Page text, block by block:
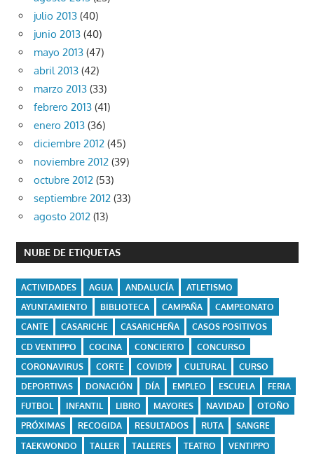
julio 2013 (40)
junio 2013 (40)
mayo 2013 (47)
abril 2013 (42)
marzo 2013 (33)
febrero 2013 (41)
enero 2013 (36)
diciembre 2012 (45)
noviembre 2012 (39)
octubre 2012 (53)
septiembre 2012 (33)
agosto 2012 (13)
NUBE DE ETIQUETAS
ACTIVIDADES AGUA ANDALUCÍA
ATLETISMO
AYUNTAMIENTO
BIBLIOTECA CAMPAÑA
CAMPEONATO
CANTE
CASARICHE CASARICHEÑA
CASOS POSITIVOS
CD VENTIPPO
COCINA CONCIERTO
CONCURSO
CORONAVIRUS
CORTE COVID19 CULTURAL
CURSO
DEPORTIVAS
DONACIÓN DÍA EMPLEO ESCUELA
FERIA
FUTBOL
INFANTIL LIBRO MAYORES NAVIDAD
OTOÑO
PRÓXIMAS
RECOGIDA RESULTADOS RUTA
SANGRE
TAEKWONDO
TALLER TALLERES TEATRO
VENTIPPO